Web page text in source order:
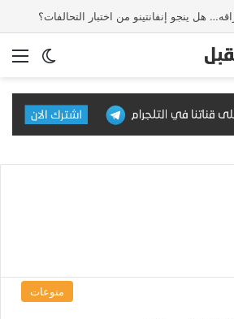
هل ينجو إنفانتينو من اختبار التحالفات؟
الوضع
منوعات